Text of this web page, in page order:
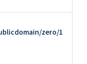
zero/1